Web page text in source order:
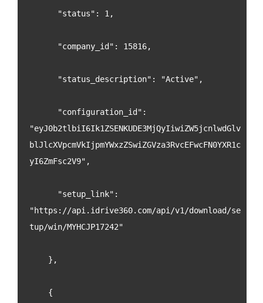
      "status": 1,
      "company_id": 15816,
      "status_description": "Active",
"eyJ0b2tlbiI6Ik1ZSENKUDE3MjQyIiwiZW5jcnlwdGlv
blJlcXVpcmVkIjpmYWxzZSwiZGVza3RvcEFwcFN0YXR1c
yI6ZmFsc2V9",
"https://api.idrive360.com/api/v1/download/se
tup/win/MYHCJP17242"
    },
    {